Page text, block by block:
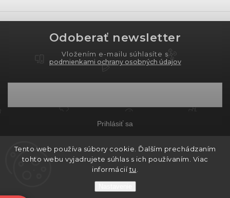
Tento web používa súbory cookie. Ďalším prechádzaním
tohto webu vyjadrujete súhlas s ich používaním. Viac
informáciítu
Odoberať newsletter
Vložením e-mailu súhlasíte s
podmienkami ochrany osobných údajov
Prihlásiť sa
Copyright 2026PROXIMA.store
Grafický návrh vytvořil a nakódoval